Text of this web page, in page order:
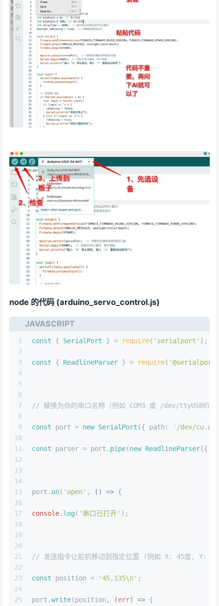
node 的代码 (arduino_servo_control.js)
JAVASCRIPT
1
2
3
4
5
6
7
8
9
10
11
12
13
14
15
16
17
18
19
20
21
22
23
24
25
const { SerialPort } = require( 'serialport' );
const { ReadlineParser } = require(
// 替换为你的串口名称（例如 COM3 或 /dev/ttyUSB0）
const port = new SerialPort ({ path : '/dev/
const parser = port. pipe(new ReadlineParser({
port. on( 'open' , () => {
console. log( '串口已打开' );
// 发送指令让舵机移动到指定位置 (例如 X: 45度, Y:
const position = '45,135\n' ;
port.write(position, (err) => {